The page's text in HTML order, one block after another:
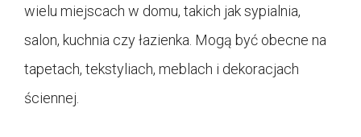
wielu miejscach w domu, takich jak sypialnia,
salon, kuchnia czy łazienka. Mogą być obecne na
tapetach, tekstyliach, meblach i dekoracjach
ściennej.